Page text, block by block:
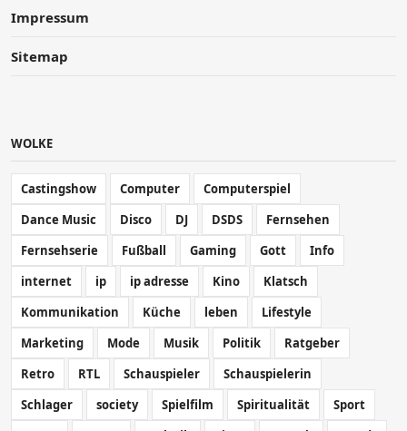
Impressum
Sitemap
WOLKE
Castingshow Computer
Computerspiel
Dance Music
Disco DJ DSDS
Fernsehen
Fernsehserie
Fußball Gaming Gott
Info
internet
ip ip adresse Kino
Klatsch
Kommunikation
Küche leben
Lifestyle
Marketing
Mode Musik Politik
Ratgeber
Retro
RTL Schauspieler
Schauspielerin
Schlager
society Spielfilm Spiritualität
Sport